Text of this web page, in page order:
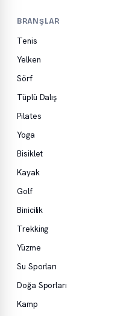
BRANŞLAR
Tenis
Yelken
Sörf
Tüplü Dalış
Pilates
Yoga
Bisiklet
Kayak
Golf
Binicilik
Trekking
Yüzme
Su Sporları
Doğa Sporları
Kamp